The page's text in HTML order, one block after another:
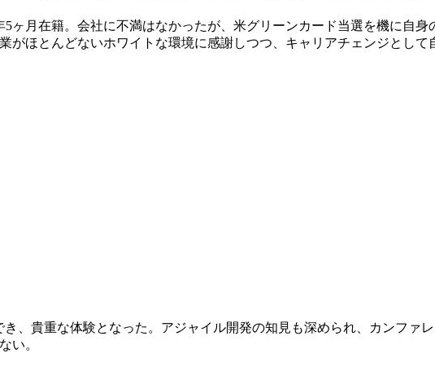
ヶ月在籍。会社に不満はなかったが、米グリーンカード当選を機に自
がほとんどないホワイトな環境に感謝しつつ、キャリアチェンジとし
、貴重な体験となった。アジャイル開発の知見も深められ、カンファ
い。